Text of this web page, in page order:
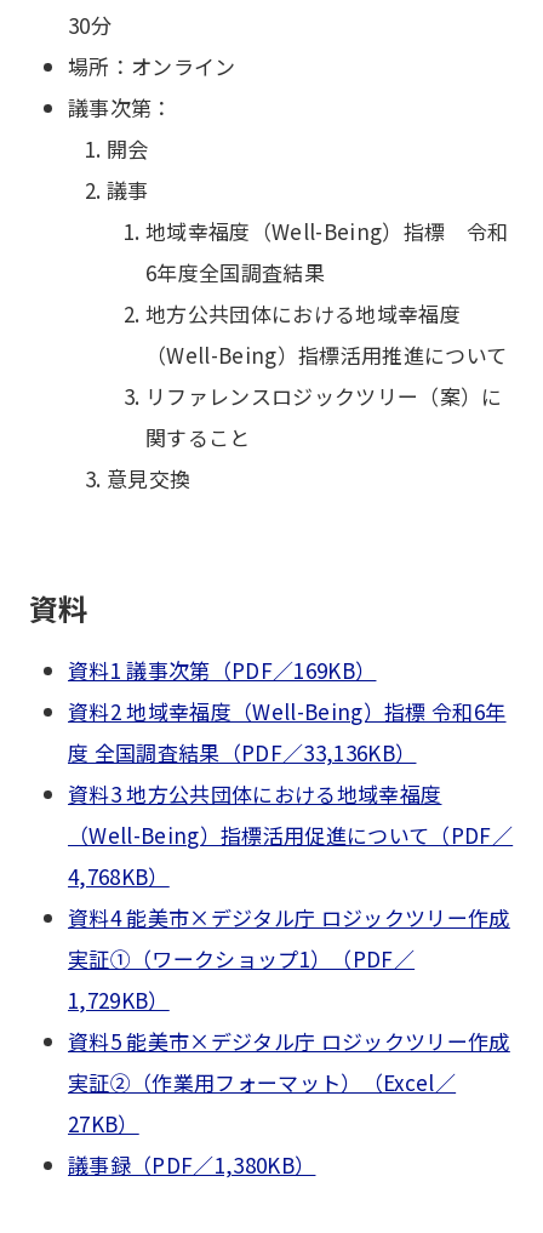
30分
場所：オンライン
議事次第：
開会
議事
地域幸福度（Well-Being）指標 令和
6年度全国調査結果
地方公共団体における地域幸福度
（Well-Being）指標活用推進について
リファレンスロジックツリー（案）に
関すること
意見交換
資料
資料1 議事次第（PDF／169KB）
資料2 地域幸福度（Well-Being）指標 令和6年
度 全国調査結果（PDF／33,136KB）
資料3 地方公共団体における地域幸福度
（Well-Being）指標活用促進について（PDF／
4,768KB）
資料4 能美市×デジタル庁 ロジックツリー作成
実証①（ワークショップ1）（PDF／
1,729KB）
資料5 能美市×デジタル庁 ロジックツリー作成
実証②（作業用フォーマット）（Excel／
27KB）
議事録（PDF／1,380KB）